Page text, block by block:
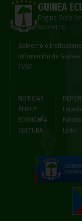
GUINEA
Página Web
Gobierno
Gobierno e
Información de
TVGE
NOTICIAS
ÁFRICA
ECONOMÍA
CULTURA
Links